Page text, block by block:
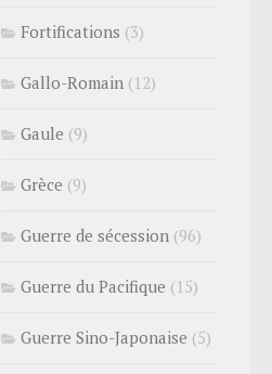
Fortifications (3)
Gallo-Romain (12)
Gaule (9)
Grèce (9)
Guerre de sécession (96)
Guerre du Pacifique (15)
Guerre Sino-Japonaise (5)